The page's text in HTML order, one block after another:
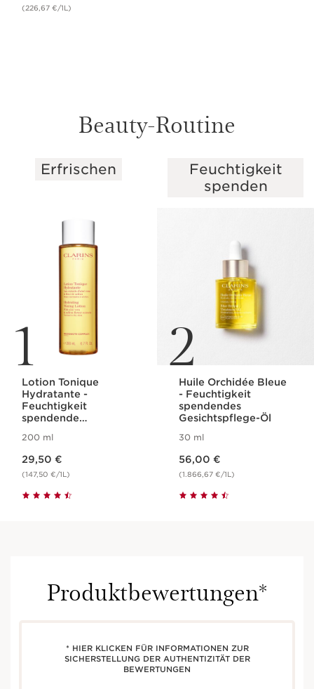
(226,67 €/1L)
Beauty-Routine
WEITER ZUM INHALT
Erfrischen
1
Lotion Tonique
Hydratante -
Feuchtigkeit
spendende
200 ml
29,50 €
(147,50 €/1L)
Feuchtigkeit
spenden
2
Huile Orchidée Bleue
- Feuchtigkeit
spendendes
Gesichtspflege-Öl
30 ml
56,00 €
(1.866,67 €/1L)
Produktbewertungen*
* HIER KLICKEN FÜR INFORMATIONEN ZUR
SICHERSTELLUNG DER AUTHENTIZITÄT DER
BEWERTUNGEN